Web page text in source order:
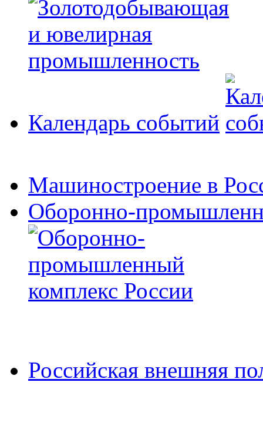
Календарь событий
Машиностроение в
Оборонно-
Российская внешняя